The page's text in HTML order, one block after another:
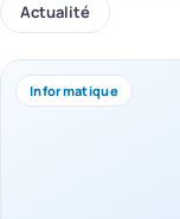
Actualité
Informatique